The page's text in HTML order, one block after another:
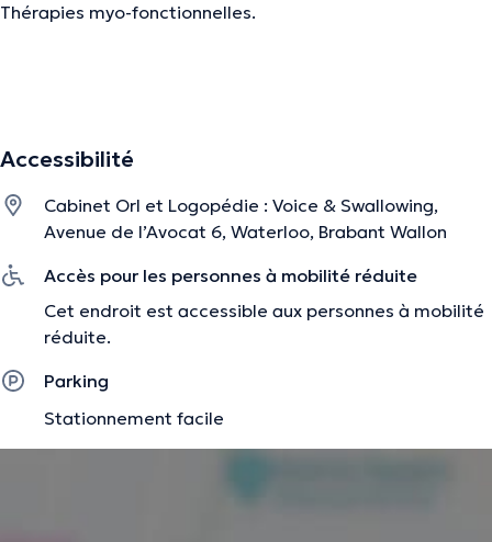
Thérapies myo-fonctionnelles.
Accessibilité
Cabinet Orl et Logopédie : Voice & Swallowing,
Avenue de l’Avocat 6, Waterloo, Brabant Wallon
Accès pour les personnes à mobilité réduite
Cet endroit est accessible aux personnes à mobilité
réduite.
Parking
Stationnement facile